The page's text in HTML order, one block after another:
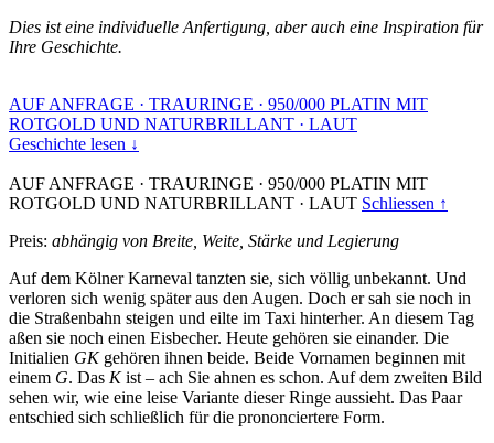
Dies ist eine individuelle Anfertigung, aber auch eine Inspiration für
Ihre Geschichte.
AUF ANFRAGE · TRAURINGE · 950/000 PLATIN MIT
ROTGOLD UND NATURBRILLANT · LAUT
Geschichte lesen ↓
AUF ANFRAGE · TRAURINGE · 950/000 PLATIN MIT
ROTGOLD UND NATURBRILLANT · LAUT Schliessen ↑
Preis: abhängig von Breite, Weite, Stärke und Legierung
Auf dem Kölner Karneval tanzten sie, sich völlig unbekannt. Und
verloren sich wenig später aus den Augen. Doch er sah sie noch in
die Straßenbahn steigen und eilte im Taxi hinterher. An diesem Tag
aßen sie noch einen Eisbecher. Heute gehören sie einander. Die
Initialien GKgehören ihnen beide. Beide Vornamen beginnen mit
einem G. Das Kist – ach Sie ahnen es schon. Auf dem zweiten Bild
sehen wir, wie eine leise Variante dieser Ringe aussieht. Das Paar
entschied sich schließlich für die prononciertere Form.